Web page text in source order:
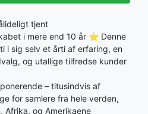
tjent
i mere end 10 år ⭐ Denne
i sig selv et årti af erfaring, en
og utallige tilfredse kunder
– titusindvis af
for samlere fra hele verden,
Afrika, og Amerikaene